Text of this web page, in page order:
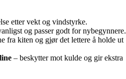
etter vekt og vindstyrke.
og passer godt for nybegynnere.
fra kiten og gjør det lettere å holde ut
– beskytter mot kulde og gir ekstra